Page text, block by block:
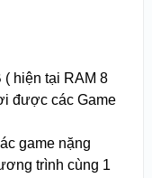
( hiện tại RAM 8
được các Game
game nặng
trình cùng 1